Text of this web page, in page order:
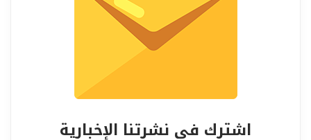
اشترك في نشرتنا الإخبارية